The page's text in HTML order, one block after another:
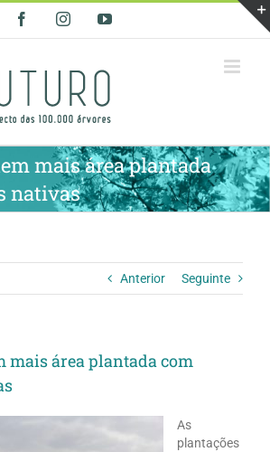
FacebookInstagramYouTube
mais área plantada
nativas
Anterior Seguinte
mais área plantada com
As
plantações